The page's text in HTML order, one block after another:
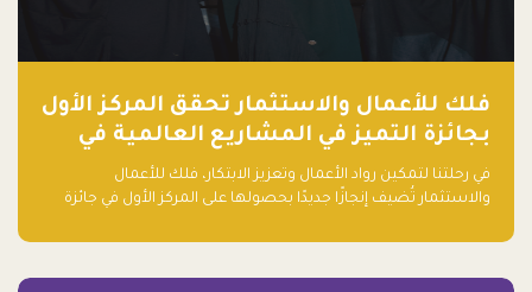
فلك للأعمال والاستثمار تحقق المركز الأول
بجائزة التميز في المشاريع العالمية في
ريادة الأعمال الصاعدة لعام ٢٠٢٤
في رحلتنا لتمكين رواد الأعمال وتعزيز الابتكار، فلك للأعمال
والاستثمار تُضيف إنجازًا جديدًا بحصولها على المركز الأول في جائزة